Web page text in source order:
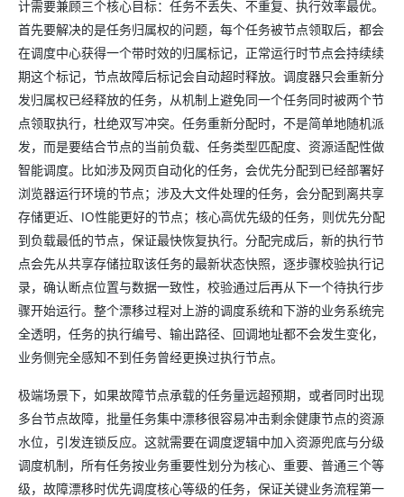
计需要兼顾三个核心目标：任务不丢失、不重复、执行效率最优。
首先要解决的是任务归属权的问题，每个任务被节点领取后，都会
在调度中心获得一个带时效的归属标记，正常运行时节点会持续续
期这个标记，节点故障后标记会自动超时释放。调度器只会重新分
发归属权已经释放的任务，从机制上避免同一个任务同时被两个节
点领取执行，杜绝双写冲突。任务重新分配时，不是简单地随机派
发，而是要结合节点的当前负载、任务类型匹配度、资源适配性做
智能调度。比如涉及网页自动化的任务，会优先分配到已经部署好
浏览器运行环境的节点；涉及大文件处理的任务，会分配到离共享
存储更近、IO性能更好的节点；核心高优先级的任务，则优先分配
到负载最低的节点，保证最快恢复执行。分配完成后，新的执行节
点会先从共享存储拉取该任务的最新状态快照，逐步骤校验执行记
录，确认断点位置与数据一致性，校验通过后再从下一个待执行步
骤开始运行。整个漂移过程对上游的调度系统和下游的业务系统完
全透明，任务的执行编号、输出路径、回调地址都不会发生变化，
业务侧完全感知不到任务曾经更换过执行节点。
极端场景下，如果故障节点承载的任务量远超预期，或者同时出现
多台节点故障，批量任务集中漂移很容易冲击剩余健康节点的资源
水位，引发连锁反应。这就需要在调度逻辑中加入资源兜底与分级
调度机制，所有任务按业务重要性划分为核心、重要、普通三个等
级，故障漂移时优先调度核心等级的任务，保证关键业务流程第一